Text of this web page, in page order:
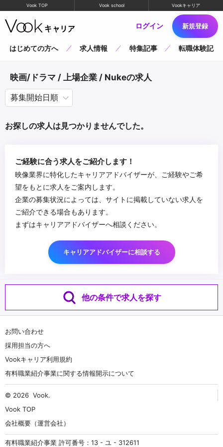
Vook TOP Vook school Vookキャリア
ログイン 新規登録
はじめての方へ 求人情報 特集記事 転職体験記
映画/ドラマ / 上場企業 / Nukeの求人
お探しの求人は見つかりませんでした。
ご経験に合う求人をご紹介します！
映像業界に特化したキャリアアドバイザーが、ご経験やご希
望をもとに求人をご案内します。
企業の募集状況によっては、サイトに掲載していない求人を
ご紹介できる場合もあります。
まずはキャリアアドバイザーへ相談ください。
キャリアアドバイザーに相談する
他の条件で求人を探す
お問い合わせ
採用担当の方へ
Vookキャリア利用規約
有料職業紹介事業に関する情報開示について
© 2026 Vook.
Vook TOP
会社概要（運営会社）
有料職業紹介事業 許可番号：13 - ユ - 312611